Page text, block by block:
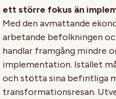
ett större fokus än
Med den avmattande
arbetande befolkningen
handlar framgång mindre
implementation. Istället
och stötta sina befintliga
transformationsresan.